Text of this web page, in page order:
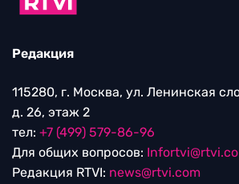
Редакция
115280, г. Москва, ул. Ленинская
д. 26, этаж 2
тел: +7 (499) 579-86-96
Для общих вопросов:
Редакция RTVI: news@rtvi.com